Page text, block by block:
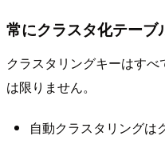
常にクラスタ化テー
クラスタリングキーはす
は限りません。
自動クラスタリングは